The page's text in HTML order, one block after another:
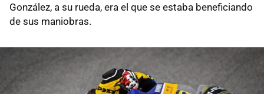
González, a su rueda, era el que se estaba beneficiando
de sus maniobras.